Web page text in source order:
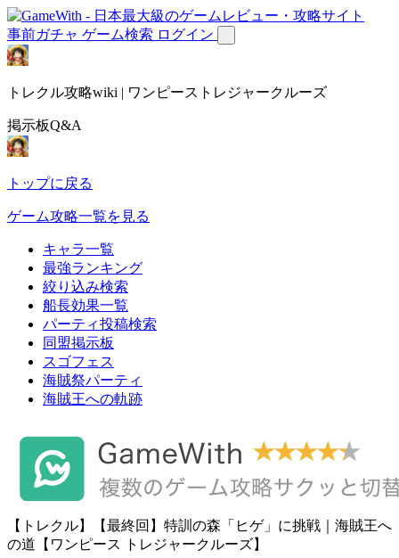
事前ガチャ ゲーム検索 ログイン
トレクル攻略wiki | ワンピーストレジャークルーズ
掲示板Q&A
トップに戻る
ゲーム攻略一覧を見る
キャラ一覧
最強ランキング
絞り込み検索
船長効果一覧
パーティ投稿検索
同盟掲示板
スゴフェス
海賊祭パーティ
海賊王への軌跡
【トレクル】【最終回】特訓の森「ヒゲ」に挑戦｜海賊王へ
の道【ワンピース トレジャークルーズ】